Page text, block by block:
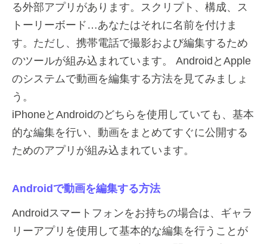
る外部アプリがあります。スクリプト、構成、ス
トーリーボード…あなたはそれに名前を付けま
す。ただし、携帯電話で撮影および編集するため
のツールが組み込まれています。 AndroidとApple
のシステムで動画を編集する方法を見てみましょ
う。
iPhoneとAndroidのどちらを使用していても、基本
的な編集を行い、動画をまとめてすぐに公開する
ためのアプリが組み込まれています。
Androidで動画を編集する方法
Androidスマートフォンをお持ちの場合は、ギャラ
リーアプリを使用して基本的な編集を行うことが